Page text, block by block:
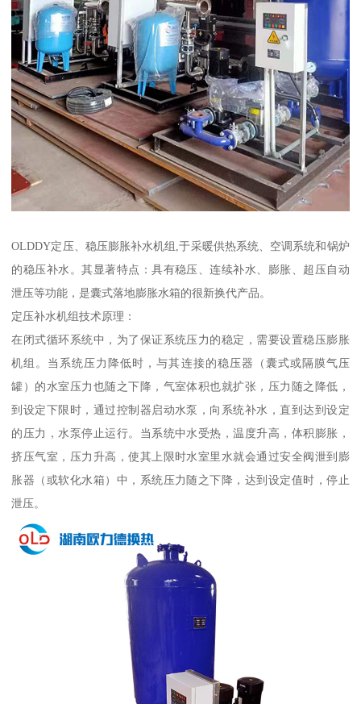
OLDDY定压、稳压膨胀补水机组,于采暖供热系统、空调系统和锅炉
的稳压补水。其显著特点：具有稳压、连续补水、膨胀、超压自动
泄压等功能，是囊式落地膨胀水箱的很新换代产品。
定压补水机组技术原理：
在闭式循环系统中，为了保证系统压力的稳定，需要设置稳压膨胀
机组。当系统压力降低时，与其连接的稳压器（囊式或隔膜气压
罐）的水室压力也随之下降，气室体积也就扩张，压力随之降低，
到设定下限时，通过控制器启动水泵，向系统补水，直到达到设定
的压力，水泵停止运行。当系统中水受热，温度升高，体积膨胀，
挤压气室，压力升高，使其上限时水室里水就会通过安全阀泄到膨
胀器（或软化水箱）中，系统压力随之下降，达到设定值时，停止
泄压。